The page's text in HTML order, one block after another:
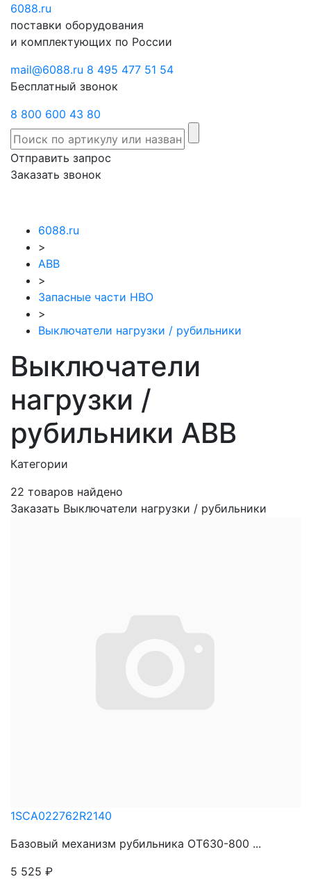
6088.ru
поставки оборудования
и комплектующих по России
mail@6088.ru 8 495 477 51 54
Бесплатный звонок
8 800 600 43 80
Отправить запрос
Заказать звонок
6088.ru
>
ABB
>
Запасные части НВО
>
Выключатели нагрузки / рубильники
Выключатели
нагрузки /
рубильники ABB
Категории
22 товаров найдено
Заказать Выключатели нагрузки / рубильники
1SCA022762R2140
Базовый механизм рубильника OT630-800 ...
5 525 ₽
Отправить
запрос
звонок